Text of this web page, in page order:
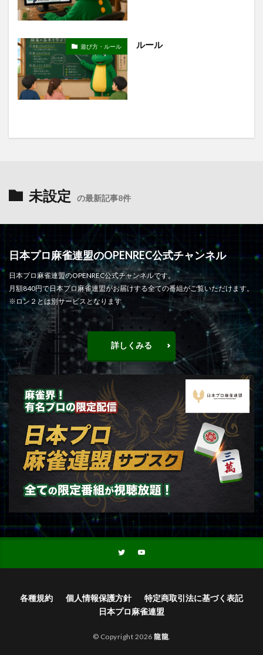
遊び方・ルール ルール
未設定 の最新記事8件
日本プロ麻雀連盟のOPENREC公式チャンネル
日本プロ麻雀連盟のOPENREC公式チャンネルです。
月額840円で日本プロ麻雀連盟がお届けする全ての番組がご覧いただけます。
※ロン２とは別サービスとなります
詳しくみる
各種規約 個人情報保護方針
特定商取引法に基づく表記
日本プロ麻雀連盟
© Copyright 2026 龍龍.